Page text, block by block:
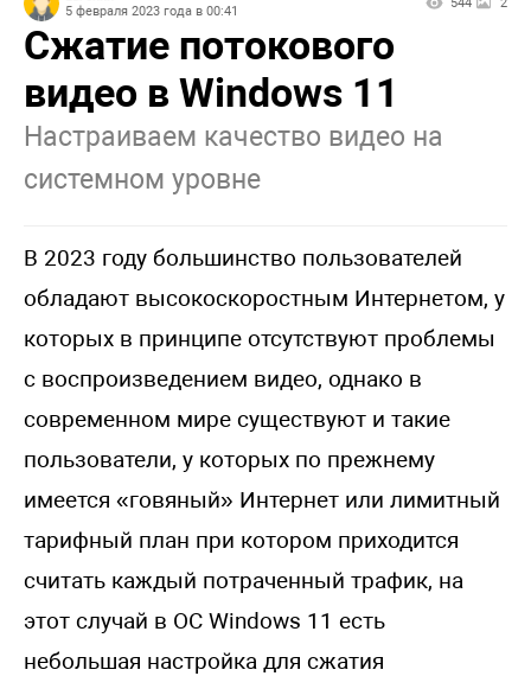
5 февраля 2023 года в 00:41
Сжатие потокового
видео в Windows 11
Настраиваем качество видео на
системном уровне
В 2023 году большинство пользователей
обладают высокоскоростным Интернетом, у
которых в принципе отсутствуют проблемы
с воспроизведением видео, однако в
современном мире существуют и такие
пользователи, у которых по прежнему
имеется «говяный» Интернет или лимитный
тарифный план при котором приходится
считать каждый потраченный трафик, на
этот случай в ОС Windows 11 есть
небольшая настройка для сжатия